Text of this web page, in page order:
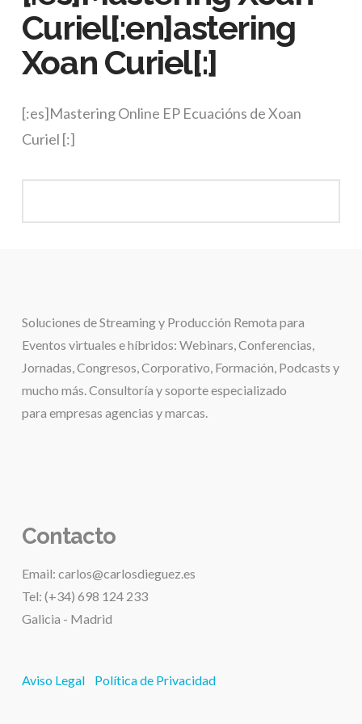
Curiel[:en]astering
Xoan Curiel[:]
[:es]Mastering Online EP Ecuacións de Xoan
Curiel [:]
Soluciones deStreaming y Producción Remota para
Eventos virtuales e híbridos: Webinars, Conferencias,
Jornadas, Congresos, Corporativo, Formación, Podcasts y
mucho más. Consultoría y soporte especializado
para empresas agencias y marcas.
Contacto
Email: carlos@carlosdieguez.es
Tel: (+34) 698 124 233
Galicia - Madrid
Aviso Legal Política de Privacidad